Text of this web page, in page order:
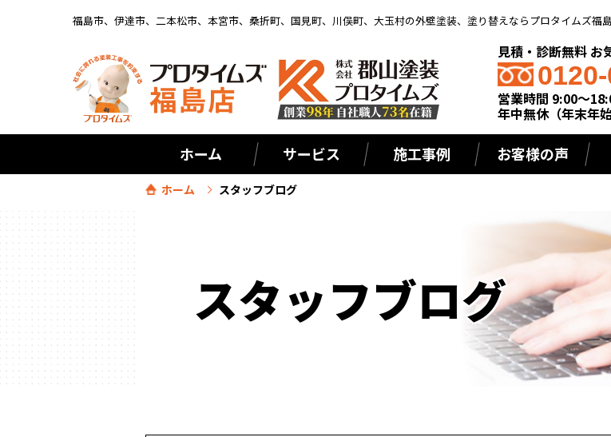
福島市、伊達市、二本松市、本宮市、桑折町、国見町、川俣町、大玉村の外壁塗装、塗り替えならプロタイムズ福
見積・診断無料 お
営業時間 9:00～
年中無休（年末年
ホーム サービス 施工事例 お客様の声
ホーム スタッフブログ
スタッフブログ